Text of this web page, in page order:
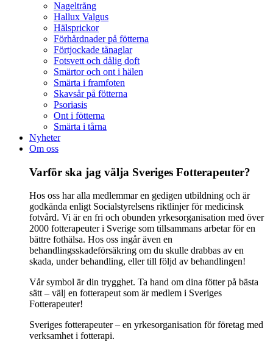
Nageltrång
Hallux Valgus
Hälsprickor
Förhårdnader på fötterna
Förtjockade tånaglar
Fotsvett och dålig doft
Smärtor och ont i hälen
Smärta i framfoten
Skavsår på fötterna
Psoriasis
Ont i fötterna
Smärta i tårna
Nyheter
Om oss
Varför ska jag välja Sveriges Fotterapeuter?
Hos oss har alla medlemmar en gedigen utbildning och är
godkända enligt Socialstyrelsens riktlinjer för medicinsk
fotvård. Vi är en fri och obunden yrkesorganisation med över
2000 fotterapeuter i Sverige som tillsammans arbetar för en
bättre fothälsa. Hos oss ingår även en
behandlingsskadeförsäkring om du skulle drabbas av en
skada, under behandling, eller till följd av behandlingen!
Vår symbol är din trygghet. Ta hand om dina fötter på bästa
sätt – välj en fotterapeut som är medlem i Sveriges
Fotterapeuter!
Sveriges fotterapeuter – en yrkesorganisation för företag med
verksamhet i fotterapi.